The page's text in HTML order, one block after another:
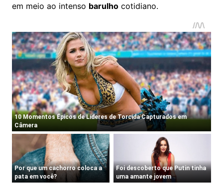
em meio ao intenso barulho cotidiano.